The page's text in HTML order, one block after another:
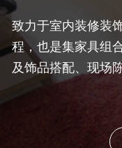
致力于室内装修装
程，也是集家具组
及饰品搭配、现场